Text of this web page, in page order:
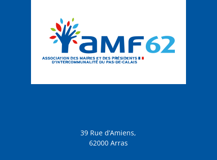
39 Rue d’Amiens,
62000 Arras